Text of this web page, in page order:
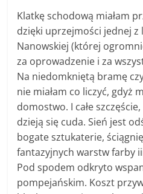
Klatkę schodową miałam
dzięki uprzejmości jednej z
Nanowskiej (której
za oprowadzenie i za
Na niedomkniętą bramę
nie miałam co liczyć, gdyż
domostwo. I całe
dzieją się cuda. Sień jest
bogate sztukaterie,
fantazyjnych warstw farby
Pod spodem odkryto
pompejańskim. Koszt